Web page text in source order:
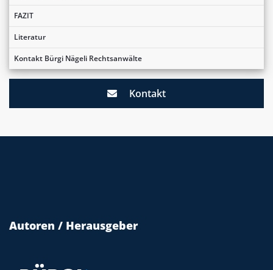
FAZIT
Literatur
Kontakt Bürgi Nägeli Rechtsanwälte
Kontakt
Autoren / Herausgeber